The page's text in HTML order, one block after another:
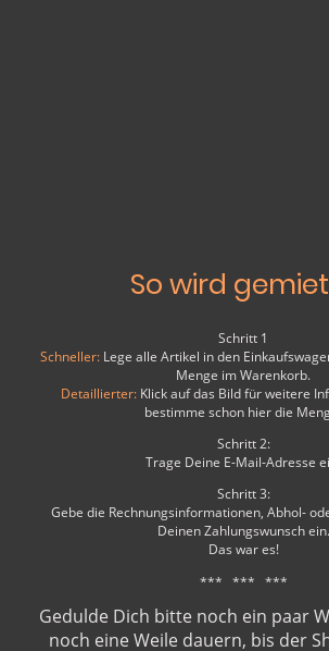
So wird
Schritt 1
Schneller: Lege alle Artikel in den
Menge im Warenkorb.
Detaillierter: Klick auf das Bild für weitere
bestimme schon hier die
Schritt 2:
Trage Deine E-Mail-Adresse
Schritt 3:
Gebe die Rechnungsinformationen, Abhol-
Deinen Zahlungswunsch ein.
Das war es!
*** *** ***
Gedulde Dich bitte noch ein paar
noch eine Weile dauern, bis der